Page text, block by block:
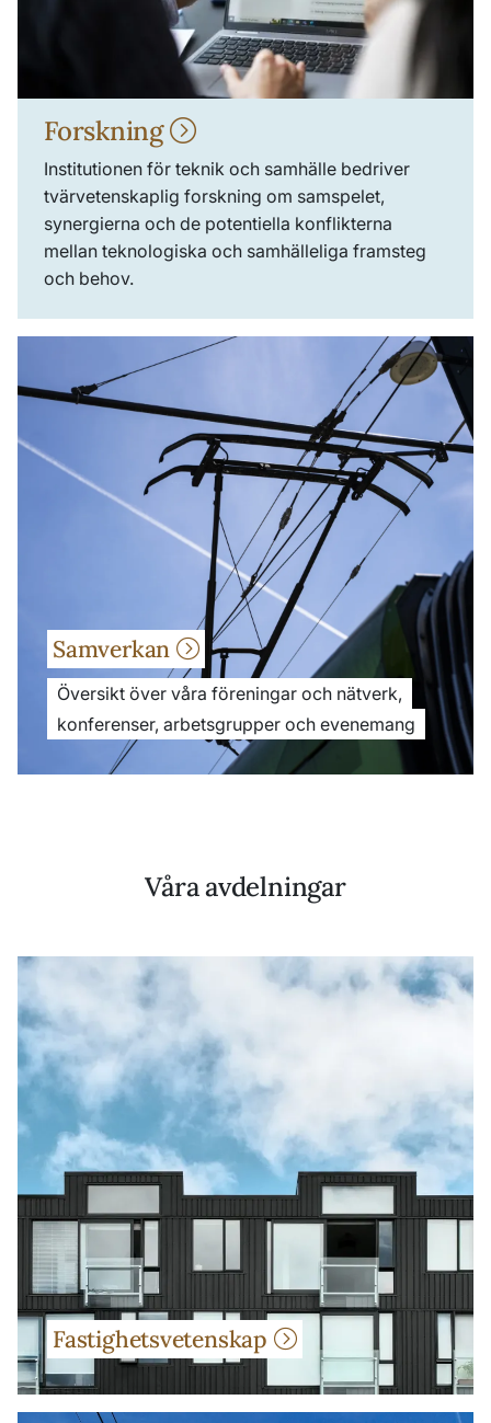
Forskning
Institutionen för teknik och samhälle bedriver
tvärvetenskaplig forskning om samspelet,
synergierna och de potentiella konflikterna
mellan teknologiska och samhälleliga framsteg
och behov.
Samverkan
Översikt över våra föreningar och nätverk,
konferenser, arbetsgrupper och evenemang
Våra avdelningar
Fastighetsvetenskap